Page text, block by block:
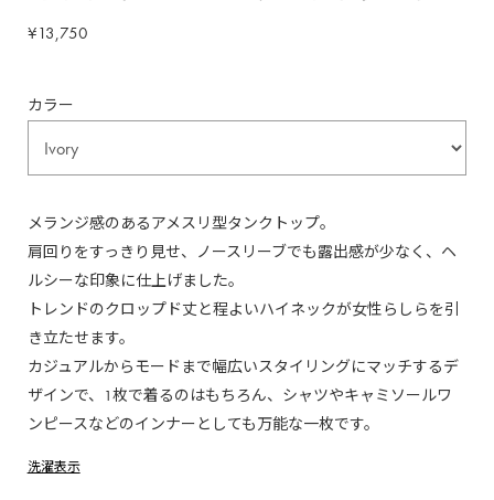
¥13,750
カラー
メランジ感のあるアメスリ型タンクトップ。
肩回りをすっきり見せ、ノースリーブでも露出感が少なく、ヘ
ルシーな印象に仕上げました。
トレンドのクロップド丈と程よいハイネックが女性らしらを引
き立たせます。
カジュアルからモードまで幅広いスタイリングにマッチするデ
ザインで、1枚で着るのはもちろん、シャツやキャミソールワ
ンピースなどのインナーとしても万能な一枚です。
洗濯表示